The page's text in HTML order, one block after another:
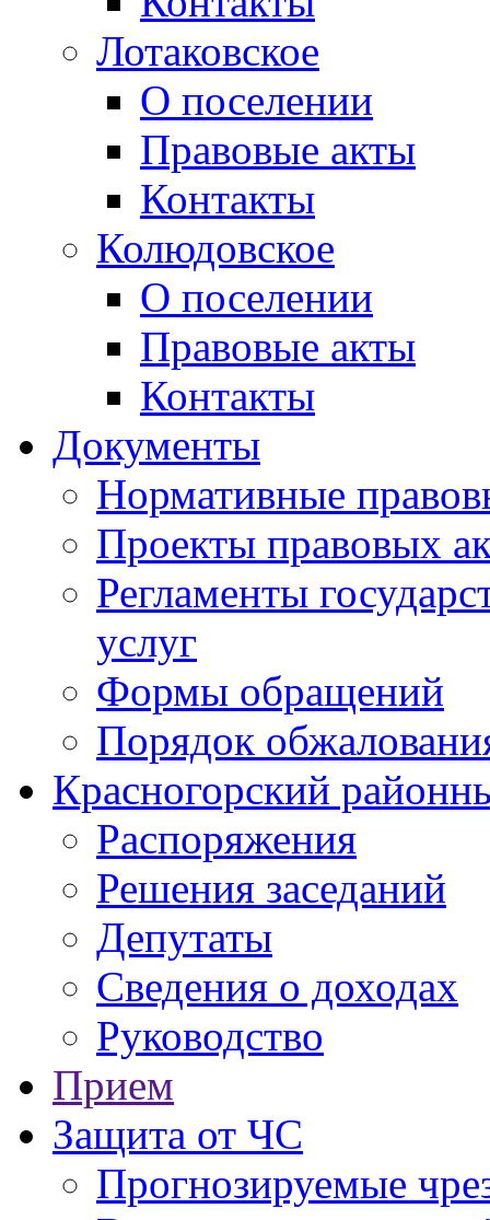
Лотаковское
О поселении
Правовые акты
Контакты
Колюдовское
О поселении
Правовые акты
Контакты
Документы
Нормативные
Проекты правовых
Регламенты
услуг
Формы обращений
Порядок
Красногорский
Распоряжения
Решения заседаний
Депутаты
Сведения о доходах
Руководство
Прием
Защита от ЧС
Прогнозируемые